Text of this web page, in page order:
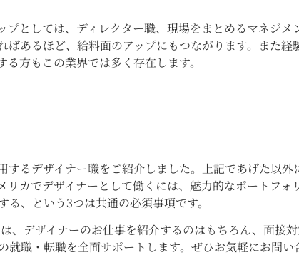
プとしては、ディレクター職、現場をまとめるマネジメ
あるほど、給料面のアップにもつながります。また経
方もこの業界では多く存在します。
るデザイナー職をご紹介しました。上記であげた以外
カでデザイナーとして働くには、魅力的なポートフォ
、という3つは共通の必須事項です。
、デザイナーのお仕事を紹介するのはもちろん、面接
職・転職を全面サポートします。ぜひお気軽にお問い